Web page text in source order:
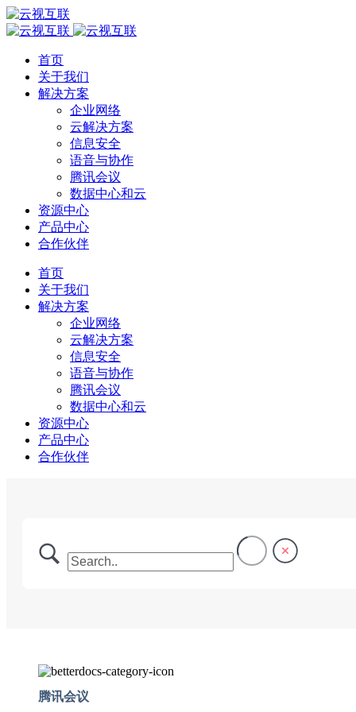
首页
关于我们
解决方案
企业网络
云解决方案
信息安全
语音与协作
腾讯会议
数据中心和云
资源中心
产品中心
合作伙伴
首页
关于我们
解决方案
企业网络
云解决方案
信息安全
语音与协作
腾讯会议
数据中心和云
资源中心
产品中心
合作伙伴
腾讯会议